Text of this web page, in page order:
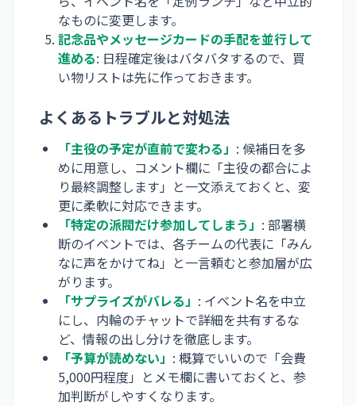
なものに変更します。
記念品やメッセージカードの手配を並行して
進める: 日程確定後はバタバタするので、買
い物リストは先に作っておきます。
よくあるトラブルと対処法
「主役の予定が直前で変わる」 : 候補日を多
めに用意し、コメント欄に「主役の都合によ
り最終調整します」と一文添えておくと、変
更に柔軟に対応できます。
「特定の派閥だけ参加してしまう」 : 部署横
断のイベントでは、各チームの代表に「みん
なに声をかけてね」と一言頼むと参加層が広
がります。
「サプライズがバレる」 : イベント名を中立
にし、内輪のチャットで詳細を共有するな
ど、情報の出し分けを徹底します。
「予算が読めない」 : 概算でいいので「会費
5,000円程度」とメモ欄に書いておくと、参
加判断がしやすくなります。